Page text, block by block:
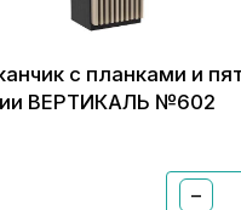
с планками и
ВЕРТИКАЛЬ №602
−